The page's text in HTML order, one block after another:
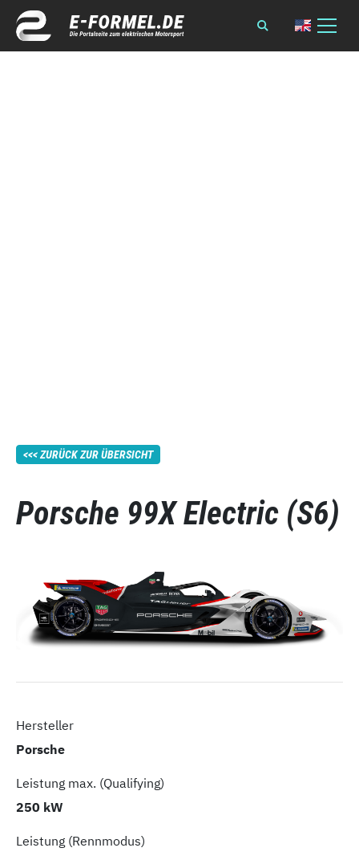
ZURÜCK ZUR ÜBERSICHT
Porsche 99X Electric (S6)
Hersteller
Porsche
Leistung max. (Qualifying)
250 kW
Leistung (Rennmodus)